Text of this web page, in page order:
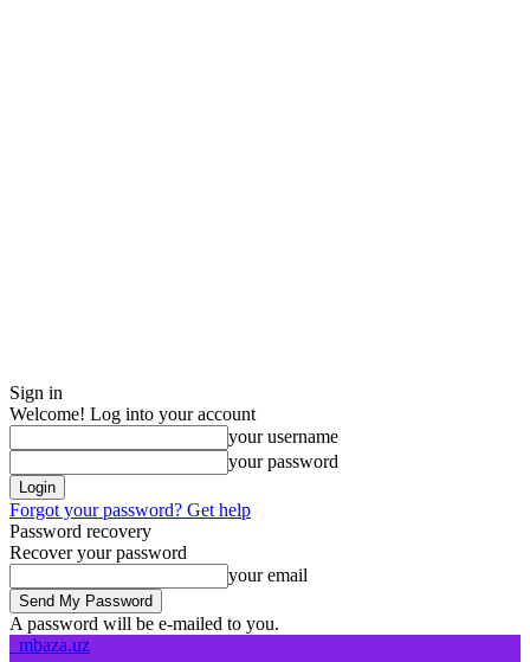
Sign in
Welcome! Log into your account
your username
your password
Forgot your password? Get help
Password recovery
Recover your password
your email
A password will be e-mailed to you.
mbaza.uz